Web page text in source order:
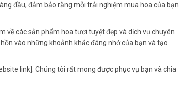
đầu, đảm bảo rằng mỗi trải nghiệm mua hoa của bạn
về các sản phẩm hoa tươi tuyệt đẹp và dịch vụ chuyên
vào những khoảnh khắc đáng nhớ của bạn và tạo
link]. Chúng tôi rất mong được phục vụ bạn và chia